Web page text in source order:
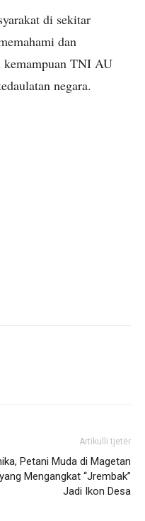
di sekitar
dan
kemampuan TNI AU
negara.
Artikulli tjetër
Petani Muda di Magetan
yang Mengangkat “Jrembak”
Jadi Ikon Desa